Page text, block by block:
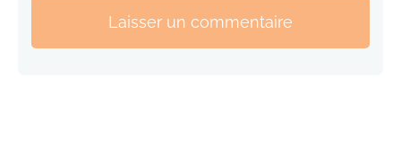
Laisser un commentaire